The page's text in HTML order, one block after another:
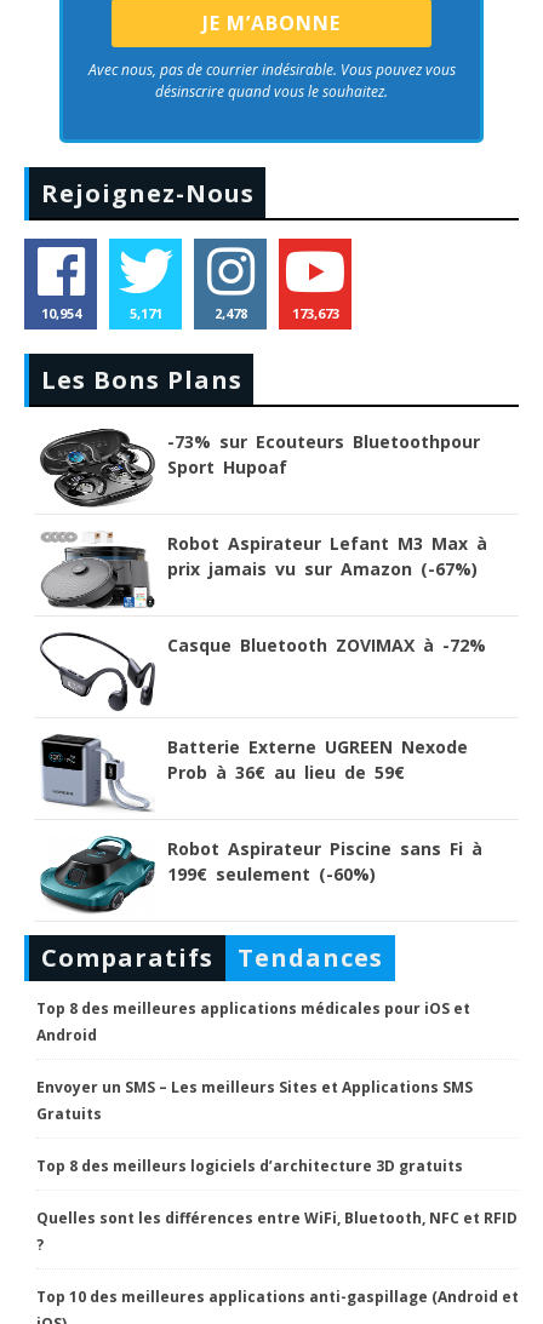
Avec nous, pas de courrier indésirable. Vous pouvez vous
désinscrire quand vous le souhaitez.
Rejoignez-Nous
10,954 5,171 2,478 173,673
Les Bons Plans
-73% sur Ecouteurs Bluetoothpour
Sport Hupoaf
Robot Aspirateur Lefant M3 Max à
prix jamais vu sur Amazon (-67%)
Casque Bluetooth ZOVIMAX à -72%
Batterie Externe UGREEN Nexode
Prob à 36€ au lieu de 59€
Robot Aspirateur Piscine sans Fi à
199€ seulement (-60%)
Comparatifs Tendances
Top 8 des meilleures applications médicales pour iOS et
Android
Envoyer un SMS – Les meilleurs Sites et Applications SMS
Gratuits
Top 8 des meilleurs logiciels d’architecture 3D gratuits
Quelles sont les différences entre WiFi, Bluetooth, NFC et RFID
?
Top 10 des meilleures applications anti-gaspillage (Android et